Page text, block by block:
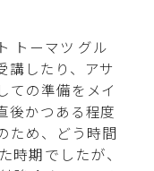
トーマツ グル
講したり、アサ
ての準備をメイ
後かつある程度
め、
どう時間
時期でしたが、